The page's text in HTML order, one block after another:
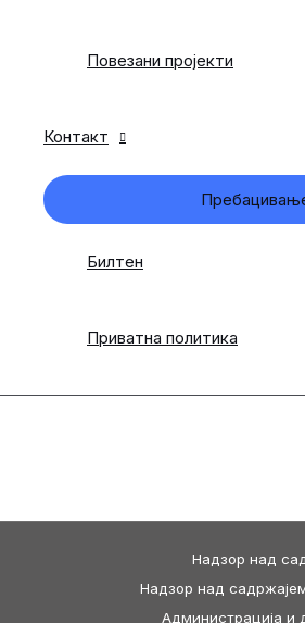
Повезани пројекти
Контакт
Билтен
Приватна политика
Надзор над
Надзор над
Администрација и